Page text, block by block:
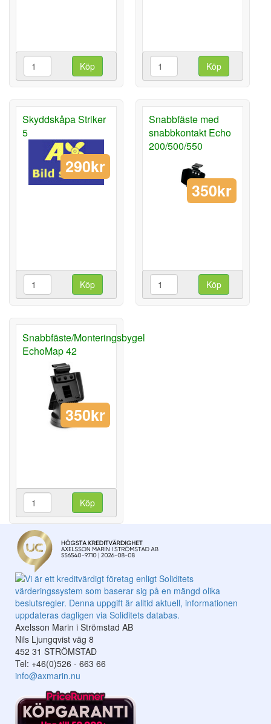
Köp Köp
Skyddskåpa Striker
5
290kr
Köp
Snabbfäste med
snabbkontakt Echo
200/500/550
350kr
Köp
Snabbfäste/Monteringsbygel
EchoMap 42
350kr
Köp
Axelsson Marin i Strömstad AB
Nils Ljungqvist väg 8
452 31 STRÖMSTAD
Tel: +46(0)526 - 663 66
info@axmarin.nu